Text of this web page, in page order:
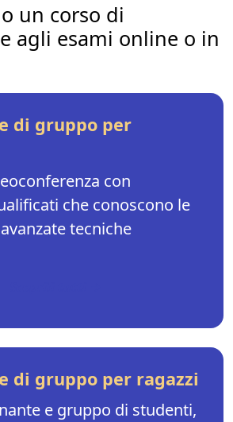
un corso di
agli esami online o in
di gruppo per
con
che conoscono le
tecniche
di gruppo per ragazzi
e gruppo di studenti,